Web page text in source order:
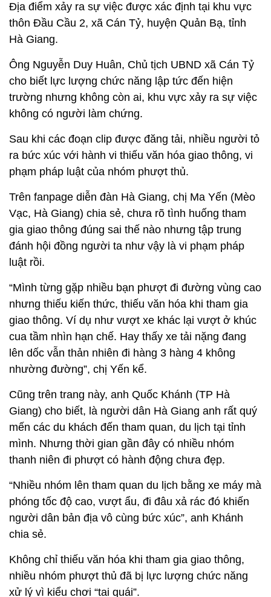
Địa điểm xảy ra sự việc được xác định tại khu vực
thôn Đầu Cầu 2, xã Cán Tỷ, huyện Quản Bạ, tỉnh
Hà Giang.
Ông Nguyễn Duy Huân, Chủ tịch UBND xã Cán Tỷ
cho biết lực lượng chức năng lập tức đến hiện
trường nhưng không còn ai, khu vực xảy ra sự việc
không có người làm chứng.
Sau khi các đoạn clip được đăng tải, nhiều người tỏ
ra bức xúc với hành vi thiếu văn hóa giao thông, vi
phạm pháp luật của nhóm phượt thủ.
Trên fanpage diễn đàn Hà Giang, chị Ma Yến (Mèo
Vạc, Hà Giang) chia sẻ, chưa rõ tình huống tham
gia giao thông đúng sai thế nào nhưng tập trung
đánh hội đồng người ta như vậy là vi phạm pháp
luật rồi.
“Mình từng gặp nhiều bạn phượt đi đường vùng cao
nhưng thiếu kiến thức, thiếu văn hóa khi tham gia
giao thông. Ví dụ như vượt xe khác lại vượt ở khúc
cua tầm nhìn hạn chế. Hay thấy xe tải nặng đang
lên dốc vẫn thản nhiên đi hàng 3 hàng 4 không
nhường đường”, chị Yến kể.
Cũng trên trang này, anh Quốc Khánh (TP Hà
Giang) cho biết, là người dân Hà Giang anh rất quý
mến các du khách đến tham quan, du lịch tại tỉnh
mình. Nhưng thời gian gần đây có nhiều nhóm
thanh niên đi phượt có hành động chưa đẹp.
“Nhiều nhóm lên tham quan du lịch bằng xe máy mà
phóng tốc độ cao, vượt ẩu, đi đâu xả rác đó khiến
người dân bản địa vô cùng bức xúc”, anh Khánh
chia sẻ.
Không chỉ thiếu văn hóa khi tham gia giao thông,
nhiều nhóm phượt thủ đã bị lực lượng chức năng
xử lý vì kiểu chơi “tai quái”.